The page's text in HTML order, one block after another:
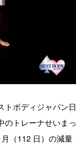
トボディジャパン日
のトレーナせいまっ
（112 日）の減量